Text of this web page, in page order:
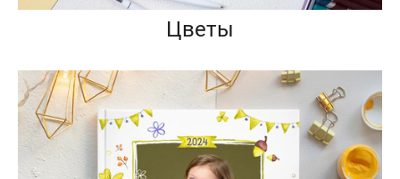
Цветы